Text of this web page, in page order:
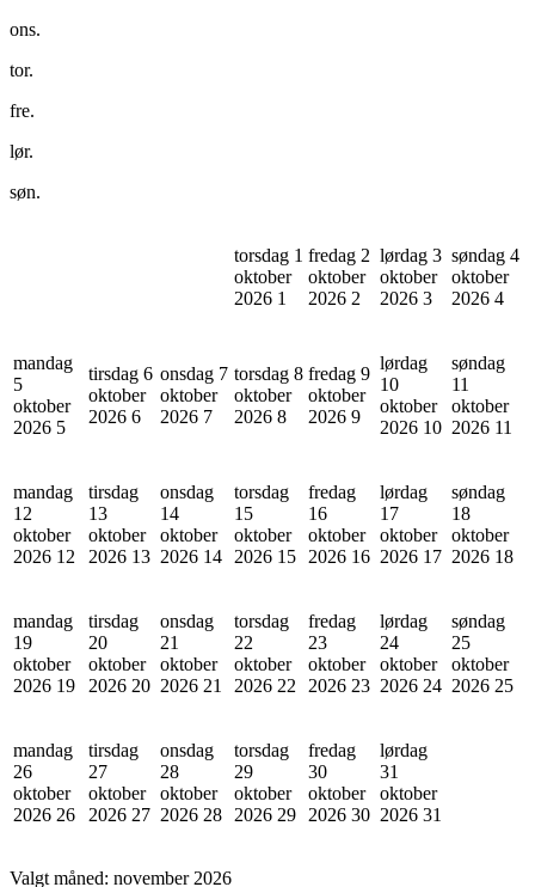
ons.
tor.
fre.
lør.
søn.
torsdag 1
oktober
2026 1
fredag 2
oktober
2026 2
lørdag 3
oktober
2026 3
søndag 4
oktober
2026 4
mandag
5
oktober
2026 5
tirsdag 6
oktober
2026 6
onsdag 7
oktober
2026 7
torsdag 8
oktober
2026 8
fredag 9
oktober
2026 9
lørdag
10
oktober
2026 10
søndag
11
oktober
2026 11
mandag
12
oktober
2026 12
tirsdag
13
oktober
2026 13
onsdag
14
oktober
2026 14
torsdag
15
oktober
2026 15
fredag
16
oktober
2026 16
lørdag
17
oktober
2026 17
søndag
18
oktober
2026 18
mandag
19
oktober
2026 19
tirsdag
20
oktober
2026 20
onsdag
21
oktober
2026 21
torsdag
22
oktober
2026 22
fredag
23
oktober
2026 23
lørdag
24
oktober
2026 24
søndag
25
oktober
2026 25
mandag
26
oktober
2026 26
tirsdag
27
oktober
2026 27
onsdag
28
oktober
2026 28
torsdag
29
oktober
2026 29
fredag
30
oktober
2026 30
lørdag
31
oktober
2026 31
Valgt måned: november 2026